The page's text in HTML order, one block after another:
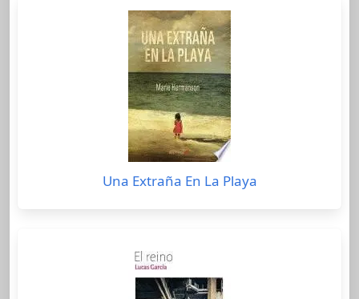
Una Extraña En La Playa